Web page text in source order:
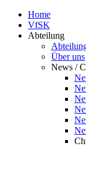
Home
VfSK
Abteilung
Über uns
News /